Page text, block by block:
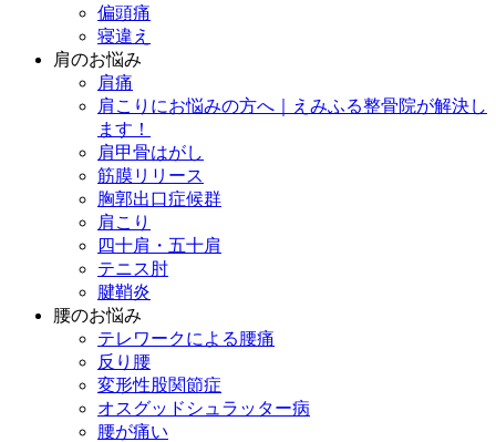
偏頭痛
寝違え
肩のお悩み
肩痛
肩こりにお悩みの方へ｜えみふる整骨院が解決し
ます！
肩甲骨はがし
筋膜リリース
胸郭出口症候群
肩こり
四十肩・五十肩
テニス肘
腱鞘炎
腰のお悩み
テレワークによる腰痛
反り腰
変形性股関節症
オスグッドシュラッター病
腰が痛い